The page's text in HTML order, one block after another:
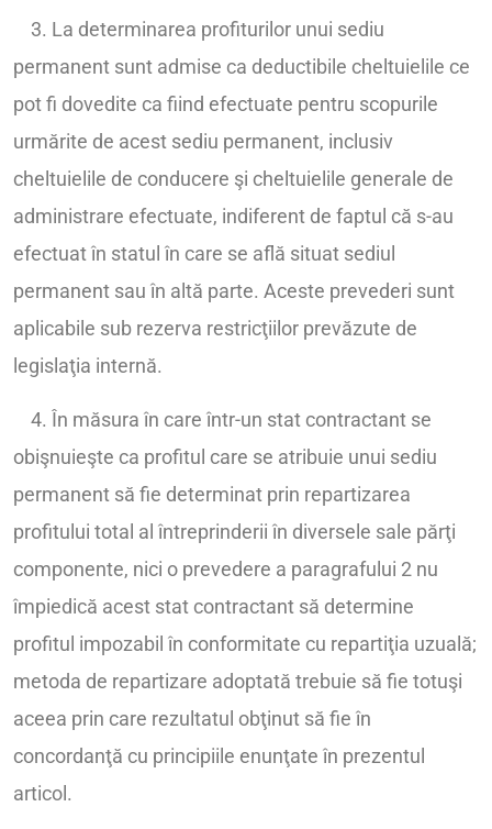
3. La determinarea profiturilor unui sediu
permanent sunt admise ca deductibile cheltuielile ce
pot fi dovedite ca fiind efectuate pentru scopurile
urmărite de acest sediu permanent, inclusiv
cheltuielile de conducere şi cheltuielile generale de
administrare efectuate, indiferent de faptul că s-au
efectuat în statul în care se află situat sediul
permanent sau în altă parte. Aceste prevederi sunt
aplicabile sub rezerva restricţiilor prevăzute de
legislaţia internă.
4. În măsura în care într-un stat contractant se
obişnuieşte ca profitul care se atribuie unui sediu
permanent să fie determinat prin repartizarea
profitului total al întreprinderii în diversele sale părţi
componente, nici o prevedere a paragrafului 2 nu
împiedică acest stat contractant să determine
profitul impozabil în conformitate cu repartiţia uzuală;
metoda de repartizare adoptată trebuie să fie totuşi
aceea prin care rezultatul obţinut să fie în
concordanţă cu principiile enunţate în prezentul
articol.